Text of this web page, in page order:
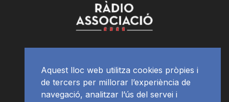
Aquest lloc web utilitza cookies pròpies i
de tercers per millorar l’experiència de
navegació, analitzar l’ús del servei i